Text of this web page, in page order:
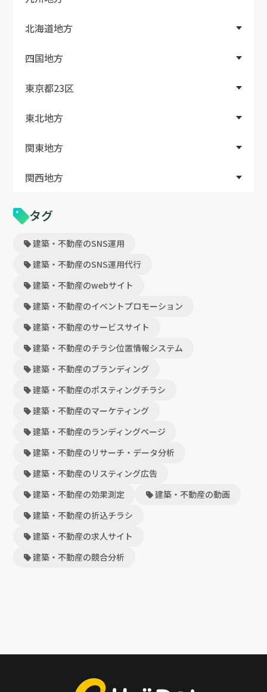
北海道地方
四国地方
東京都23区
東北地方
関東地方
関西地方
タグ
建築・不動産のSNS運用
建築・不動産のSNS運用代行
建築・不動産のwebサイト
建築・不動産のイベントプロモーション
建築・不動産のサービスサイト
建築・不動産のチラシ位置情報システム
建築・不動産のブランディング
建築・不動産のポスティングチラシ
建築・不動産のマーケティング
建築・不動産のランディングページ
建築・不動産のリサーチ・データ分析
建築・不動産のリスティング広告
建築・不動産の効果測定
建築・不動産の動画
建築・不動産の折込チラシ
建築・不動産の求人サイト
建築・不動産の競合分析